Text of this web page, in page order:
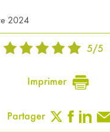
2024
5/5
Imprimer
Partager